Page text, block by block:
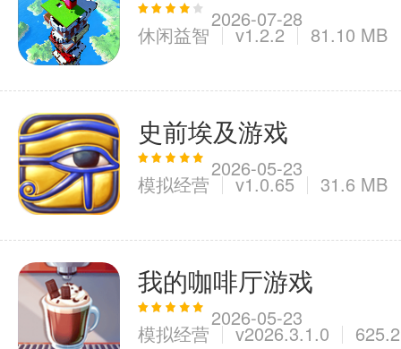
2026-07-28
休闲益智 v1.2.2 81.10 MB
史前埃及游戏
2026-05-23
模拟经营 v1.0.65 31.6 MB
我的咖啡厅游戏
2026-05-23
模拟经营 v2026.3.1.0